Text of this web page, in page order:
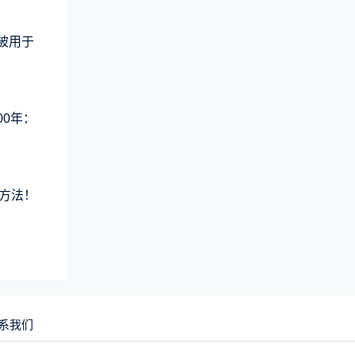
用于
年：
法！
我们